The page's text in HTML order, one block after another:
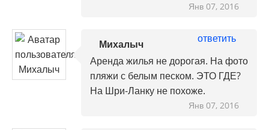
Янв 07, 2016
Михалыч
ответить
Аренда жилья не дорогая. На фото
пляжи с белым песком. ЭТО ГДЕ?
На Шри-Ланку не похоже.
Янв 07, 2016